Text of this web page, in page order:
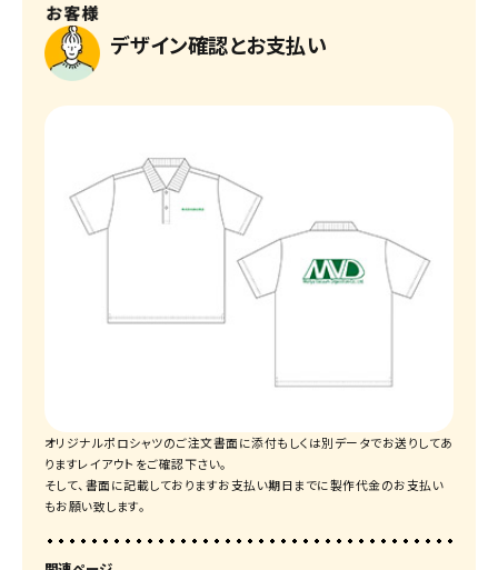
デザイン確認とお支払い
オリジナルポロシャツのご注文書面に添付もしくは別データでお送りしてあ
りますレイアウトをご確認下さい。
そして、書面に記載しておりますお支払い期日までに製作代金のお支払い
もお願い致します。